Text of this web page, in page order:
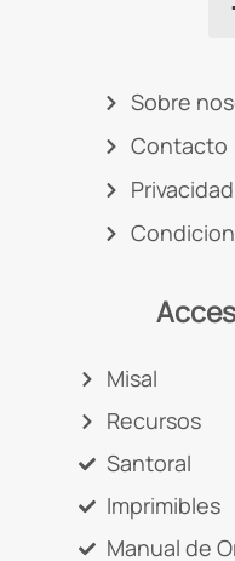
Sobre
Contacto
Privacidad
Misal
Recursos
Santoral
Imprimibles
Manual de